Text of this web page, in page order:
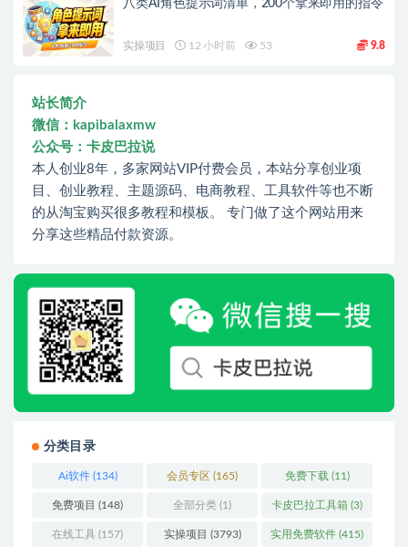
八类AI角色提示词清单，200个拿来即用的指令
实操项目 12 小时前 53 9.8
站长简介
微信：kapibalaxmw
公众号：卡皮巴拉说
本人创业8年，多家网站VIP付费会员，本站分享创业项
目、创业教程、主题源码、电商教程、工具软件等也不断
的从淘宝购买很多教程和模板。 专门做了这个网站用来
分享这些精品付款资源。
分类目录
Ai软件(134) 会员专区 (165) 免费下载 (11)
免费项目 (148) 全部分类 (1) 卡皮巴拉工具箱 (3)
在线工具 (157) 实操项目 (3793) 实用免费软件 (415)